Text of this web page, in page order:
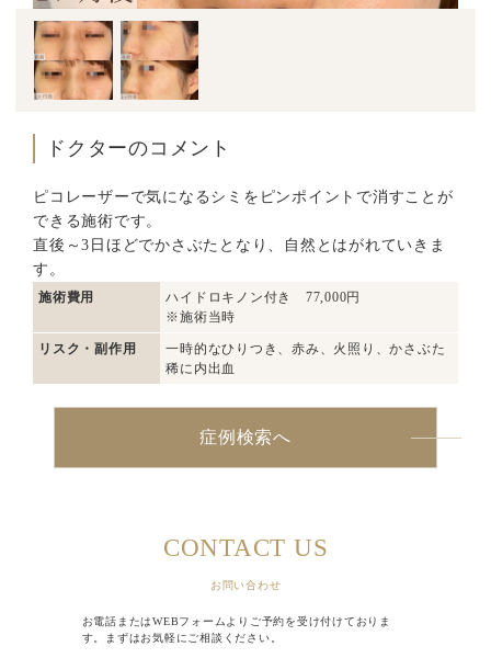
ドクターのコメント
ピコレーザーで気になるシミをピンポイントで消すことが
できる施術です。
直後～3日ほどでかさぶたとなり、自然とはがれていきま
す。
施術費用
ハイドロキノン付き 77,000円
※施術当時
リスク・副作用
一時的なひりつき、赤み、火照り、かさぶた
稀に内出血
症例検索へ
CONTACT US
お問い合わせ
お電話またはWEBフォームよりご予約を受け付けておりま
す。まずはお気軽にご相談ください。